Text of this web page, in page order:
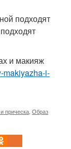
подходят
и макияж
makiyazha-i-
прическа Образ